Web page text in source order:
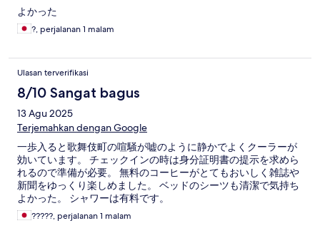
よかった
?, perjalanan 1 malam
Ulasan terverifikasi
8/10 Sangat bagus
13 Agu 2025
Terjemahkan dengan Google
一歩入ると歌舞伎町の喧騒が嘘のように静かでよくクーラーが
効いています。 チェックインの時は身分証明書の提示を求めら
れるので準備が必要。 無料のコーヒーがとてもおいしく雑誌や
新聞をゆっくり楽しめました。 ベッドのシーツも清潔で気持ち
よかった。 シャワーは有料です。
?????, perjalanan 1 malam